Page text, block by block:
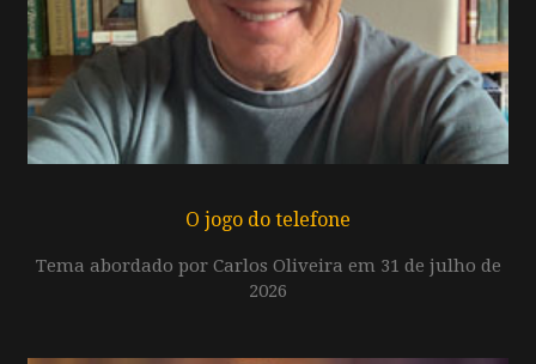
O jogo do telefone
Tema abordado por Carlos Oliveira em 31 de julho de
2026